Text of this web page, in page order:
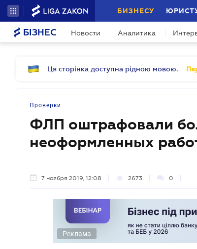
БИЗНЕСУ
БІЗНЕС Новости Аналитика
Ця сторінка доступна рідною мовою.
Проверки
ФЛП оштрафовали
неоформленных
7 ноября 2019, 12:08 2673 0
Реклама